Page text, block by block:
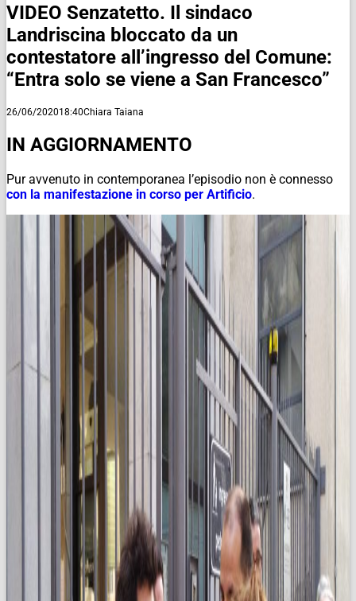
VIDEO Senzatetto. Il sindaco
Landriscina bloccato da un
contestatore all’ingresso del Comune:
“Entra solo se viene a San Francesco”
26/06/202018:40Chiara Taiana
IN AGGIORNAMENTO
Pur avvenuto in contemporanea l’episodio non è connesso
con la manifestazione in corso per Artificio.